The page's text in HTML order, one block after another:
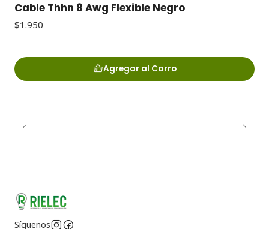
Cable Thhn 8 Awg Flexible Negro
$1.950
Agregar al Carro
Síguenos